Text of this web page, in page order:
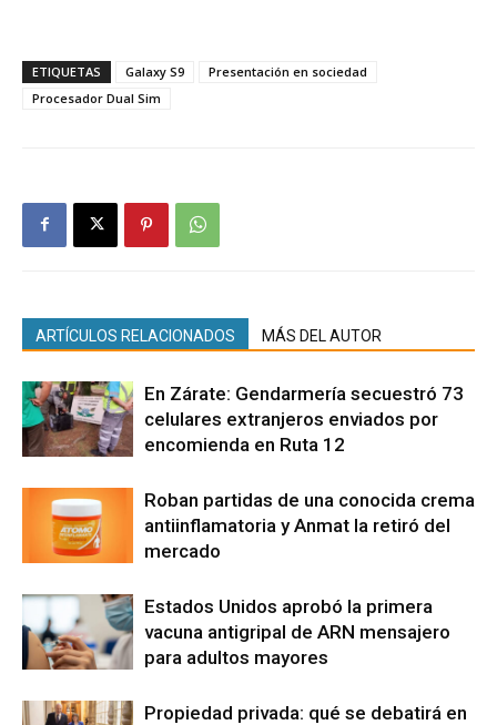
ETIQUETAS Galaxy S9
Presentación en sociedad
Procesador Dual Sim
ARTÍCULOS RELACIONADOS MÁS DEL AUTOR
En Zárate: Gendarmería secuestró 73
celulares extranjeros enviados por
encomienda en Ruta 12
Roban partidas de una conocida crema
antiinflamatoria y Anmat la retiró del
mercado
Estados Unidos aprobó la primera
vacuna antigripal de ARN mensajero
para adultos mayores
Propiedad privada: qué se debatirá en